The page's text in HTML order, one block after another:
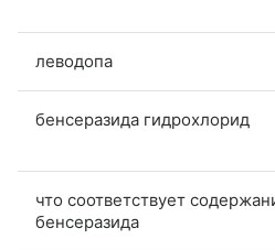
леводопа
бенсеразида гидрохлорид
что соответствует
бенсеразида